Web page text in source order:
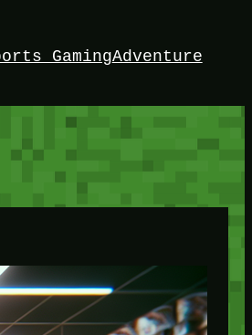
GamingAdventure